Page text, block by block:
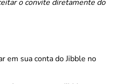
o convite diretamente do
em sua conta do Jibble no